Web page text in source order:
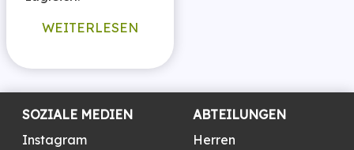
WEITERLESEN
SOZIALE MEDIEN
Instagram
ABTEILUNGEN
Herren